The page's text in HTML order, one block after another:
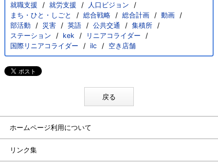
就職支援
就労支援
人口ビジョン
まち・ひと・しごと
総合戦略 総合計画
動画
部活動
災害 英語 公共交通
集積所
ステーション
kek
リニアコライダー
国際リニアコライダー
ilc 空き店舗
戻る
ホームページ利用について
リンク集